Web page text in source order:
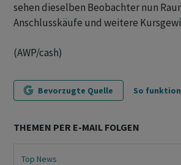
sehen dieselben Beobachter nun
Anschlusskäufe und weitere
(AWP/cash)
Bevorzugte Quelle So
THEMEN PER E-MAIL FOLGEN
Top News